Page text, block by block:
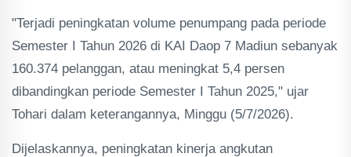
"Terjadi peningkatan volume penumpang pada periode
Semester I Tahun 2026 di KAI Daop 7 Madiun sebanyak
160.374 pelanggan, atau meningkat 5,4 persen
dibandingkan periode Semester I Tahun 2025," ujar
Tohari dalam keterangannya, Minggu (5/7/2026).
Dijelaskannya, peningkatan kinerja angkutan